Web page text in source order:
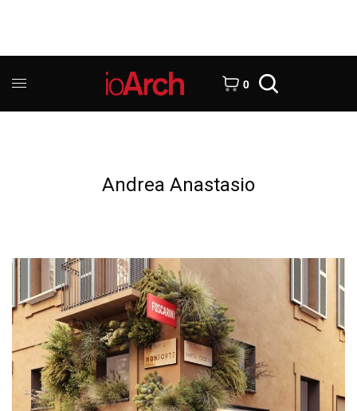
0
Andrea Anastasio